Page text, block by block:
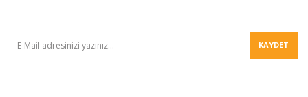
KAYDET